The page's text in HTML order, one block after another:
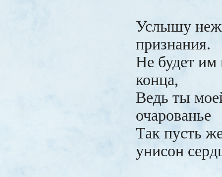
Услышу
признания.
Не будет им
конца,
Ведь ты
очарованье
Так пусть
унисон